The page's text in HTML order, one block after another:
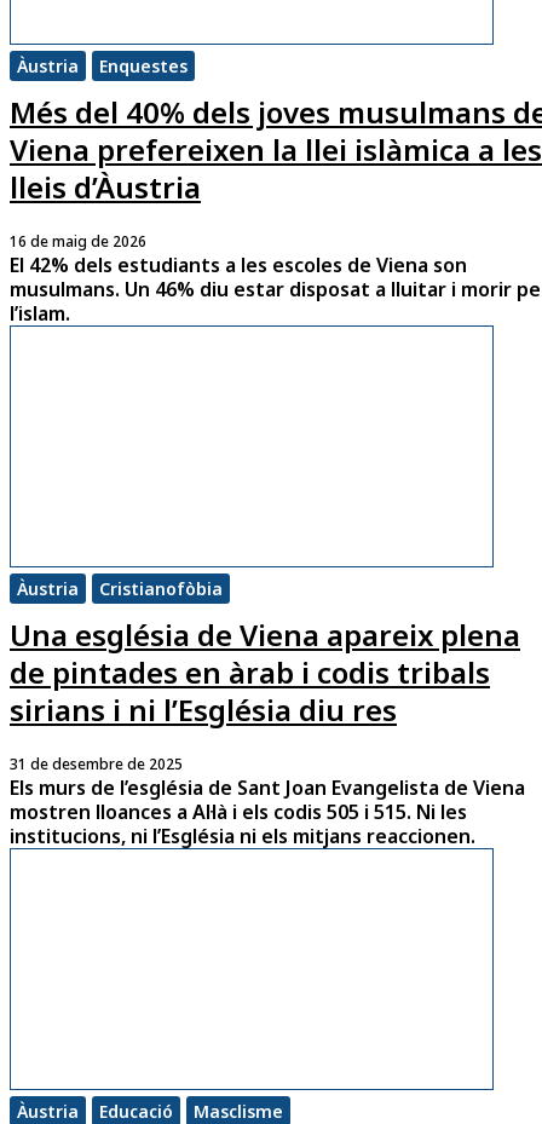
Àustria Enquestes
Més del 40% dels joves musulmans
Viena prefereixen la llei islàmica a les
lleis d’Àustria
16 de maig de 2026
El 42% dels estudiants a les escoles de Viena son
musulmans. Un 46% diu estar disposat a lluitar i morir
l’islam.
Àustria Cristianofòbia
Una església de Viena apareix plena
de pintades en àrab i codis tribals
sirians i ni l’Església diu res
31 de desembre de 2025
Els murs de l’església de Sant Joan Evangelista de Viena
mostren lloances a Al·là i els codis 505 i 515. Ni les
institucions, ni l’Església ni els mitjans reaccionen.
Àustria Educació Masclisme